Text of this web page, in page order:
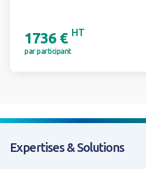
1736 € HT
par participant
Expertises & Solutions